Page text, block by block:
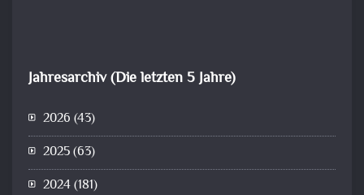
Jahresarchiv (Die letzten 5 Jahre)
2026 (43)
2025(63)
2024(181)